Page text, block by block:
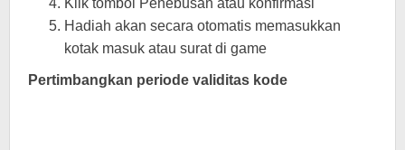
Hadiah akan secara otomatis memasukkan
kotak masuk atau surat di game
Pertimbangkan periode validitas kode